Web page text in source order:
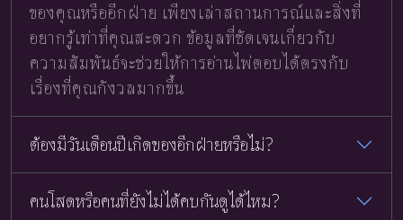
ของคุณหรืออีกฝ่าย เพียงเล่าสถานการณ์และสิ่งที่
อยากรู้เท่าที่คุณสะดวก ข้อมูลที่ชัดเจนเกี่ยวกับ
ความสัมพันธ์จะช่วยให้การอ่านไพ่ตอบได้ตรงกับ
เรื่องที่คุณกังวลมากขึ้น
ต้องมีวันเดือนปีเกิดของอีกฝ่ายหรือไม่?
คนโสดหรือคนที่ยังไม่ได้คบกันดูได้ไหม?